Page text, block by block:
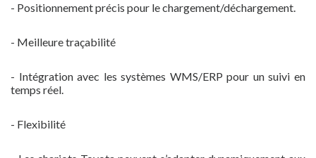
- Positionnement précis pour le chargement/déchargement.
- Meilleure traçabilité
- Intégration avec les systèmes WMS/ERP pour un suivi en
temps réel.
- Flexibilité